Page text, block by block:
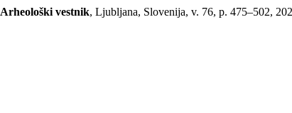
Arheološki vestnik, Ljubljana, Slovenija, v. 76, p. 475–502,